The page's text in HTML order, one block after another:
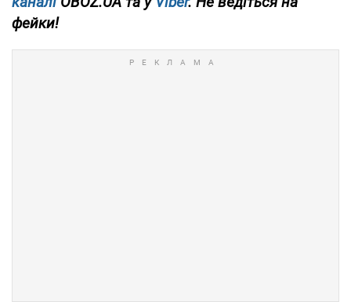
фейки!